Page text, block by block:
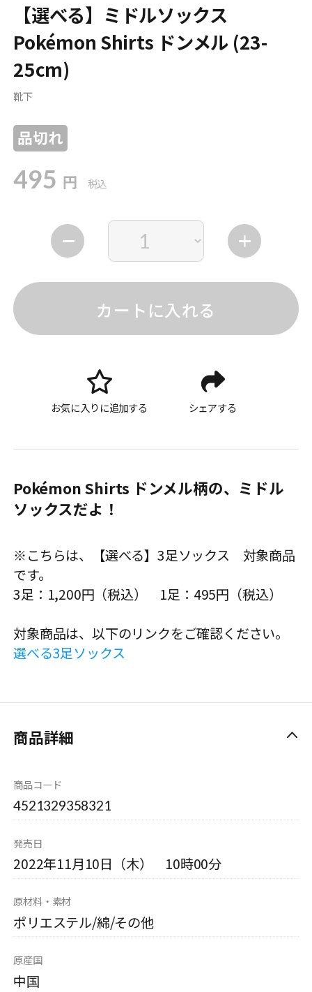
【選べる】ミドルソックス
Pokémon Shirts ドンメル (23-
25cm)
靴下
品切れ
495 円 税込
カートに入れる
お気に入りに追加する シェアする
Pokémon Shirts ドンメル柄の、ミドル
ソックスだよ！
※こちらは、【選べる】3足ソックス 対象商品
です。
3足：1,200円（税込） 1足：495円（税込）
対象商品は、以下のリンクをご確認ください。
選べる3足ソックス
商品詳細
商品コード
4521329358321
発売日
2022年11月10日（木） 10時00分
原材料・素材
ポリエステル/綿/その他
原産国
中国